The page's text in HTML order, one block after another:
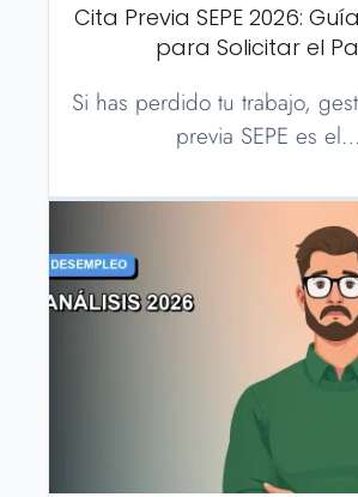
Cita Previa SEPE 2026:
para Solicitar el
Si has perdido tu trabajo,
previa SEPE es el…